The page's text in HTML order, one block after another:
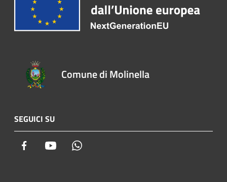
Comune di Molinella
SEGUICI SU
Facebook Youtube